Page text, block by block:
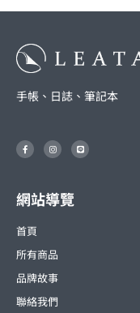
手帳、日誌、筆記本
F
a
c
k
-
I
n
s
r
a
m
L
i
n
網站導覽
首頁
所有商品
品牌故事
聯絡我們